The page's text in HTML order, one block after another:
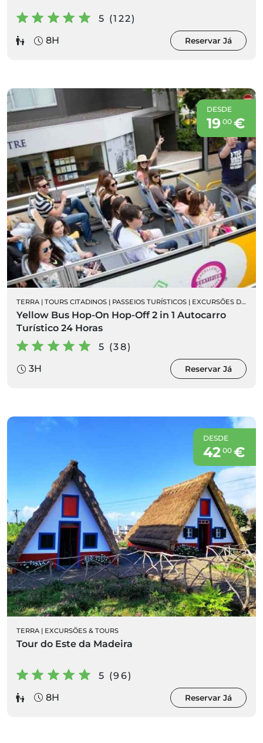
5 (122)
8H
Reservar Já
DESDE
19 00€
TERRA | TOURS CITADINOS | PASSEIOS TURÍSTICOS | EXCURSÕES DE AUTOCARRO
Yellow Bus Hop-On Hop-Off 2 in 1 Autocarro
Turístico 24 Horas
5 (38)
3H
Reservar Já
DESDE
42 00€
TERRA | EXCURSÕES & TOURS
Tour do Este da Madeira
5 (96)
8H
Reservar Já